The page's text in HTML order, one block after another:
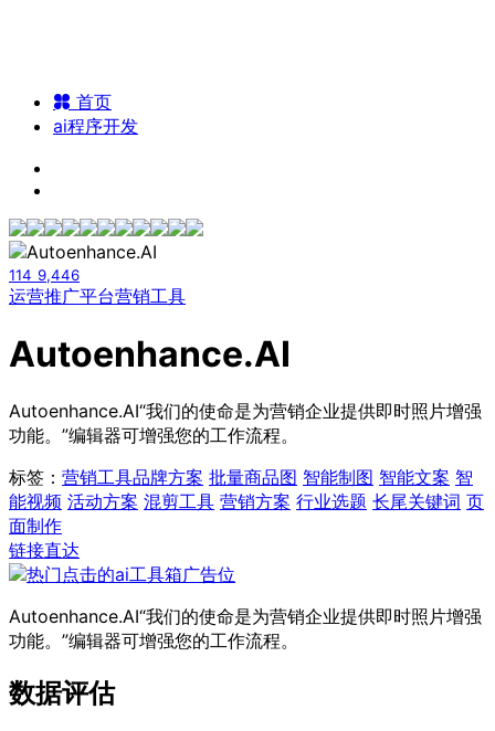
首页
ai程序开发
114 9,446
运营推广平台营销工具
Autoenhance.AI
Autoenhance.AI“我们的使命是为营销企业提供即时照片增强
功能。”编辑器可增强您的工作流程。
标签： 营销工具品牌方案 批量商品图 智能制图 智能文案 智
能视频 活动方案 混剪工具 营销方案 行业选题 长尾关键词 页
面制作
链接直达
Autoenhance.AI“我们的使命是为营销企业提供即时照片增强
功能。”编辑器可增强您的工作流程。
数据评估